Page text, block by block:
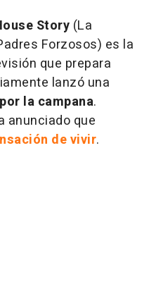
Story (La
Forzosos) es la
que prepara
lanzó una
la campana.
anunciado que
de vivir.